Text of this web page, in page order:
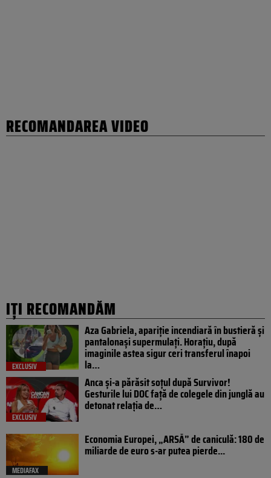
RECOMANDAREA VIDEO
IȚI RECOMANDĂM
EXCLUSIV
Aza Gabriela, apariție incendiară în bustieră și
pantalonași supermulați. Horațiu, după
imaginile astea sigur ceri transferul înapoi
la…
EXCLUSIV
Anca și-a părăsit soțul după Survivor!
Gesturile lui DOC față de colegele din junglă au
detonat relația de…
MEDIAFAX
Economia Europei, „ARSĂ” de caniculă: 180 de
miliarde de euro s-ar putea pierde...